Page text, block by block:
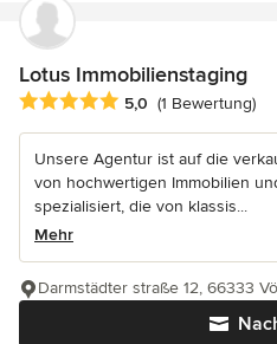
Lotus Immobilienstaging
Durchschnittliche Bewertung: 5
5,0 (1 Bewertung)
Unsere Agentur ist auf die
von hochwertigen Immobilien
spezialisiert, die von klassis...
Mehr
Darmstädter straße 12, 66333